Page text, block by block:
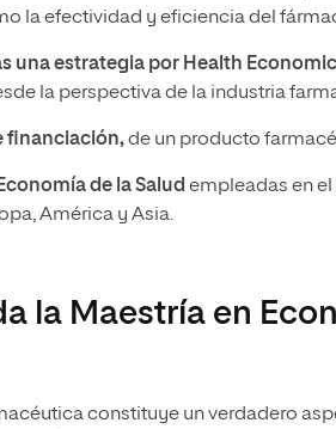
la efectividad y eficiencia del
una estrategia por Health
la perspectiva de la industria
financiación,de un producto
de la Salud empleadas en
América y Asia.
la Maestría en
constituye un verdadero